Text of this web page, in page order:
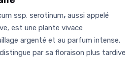
ssp. serotinum, aussi appelé
est une plante vivace
argenté et au parfum intense.
par sa floraison plus tardive